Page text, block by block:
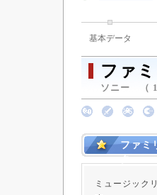
基本データ
ファ
ソニー （
ファミ
ク
ミュージック